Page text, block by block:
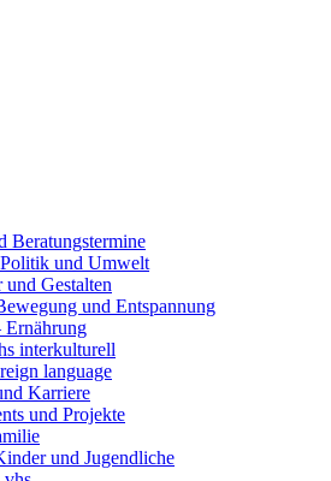
Beratungstermine
und Umwelt
Gestalten
und Entspannung
interkulturell
language
Karriere
und Projekte
und Jugendliche